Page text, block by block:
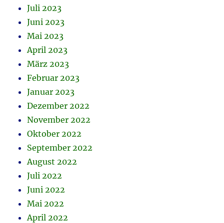
Juli 2023
Juni 2023
Mai 2023
April 2023
März 2023
Februar 2023
Januar 2023
Dezember 2022
November 2022
Oktober 2022
September 2022
August 2022
Juli 2022
Juni 2022
Mai 2022
April 2022